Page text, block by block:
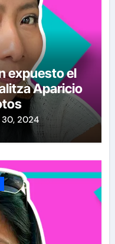
expuesto el
Aparicio
30, 2024